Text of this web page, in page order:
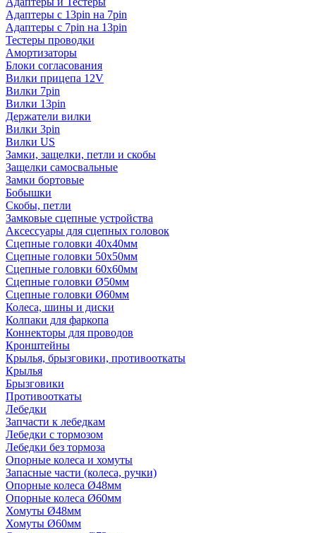
Адаптеры с 13pin на 7pin
Адаптеры с 7pin на 13pin
Тестеры проводки
Амортизаторы
Блоки согласования
Вилки прицепа 12V
Вилки 7pin
Вилки 13pin
Держатели вилки
Вилки 3pin
Вилки US
Замки, защелки, петли и скобы
Защелки самосвальные
Замки бортовые
Бобышки
Скобы, петли
Замковые сцепные устройства
Аксессуары для сцепных головок
Сцепные головки 40x40мм
Сцепные головки 50x50мм
Сцепные головки 60x60мм
Сцепные головки Ø50мм
Сцепные головки Ø60мм
Колеса, шины и диски
Колпаки для фаркопа
Коннекторы для проводов
Кронштейны
Крылья, брызговики, противооткаты
Крылья
Брызговики
Противооткаты
Лебедки
Запчасти к лебедкам
Лебедки с тормозом
Лебедки без тормоза
Опорные колеса и хомуты
Запасные части (колеса, ручки)
Опорные колеса Ø48мм
Опорные колеса Ø60мм
Хомуты Ø48мм
Хомуты Ø60мм